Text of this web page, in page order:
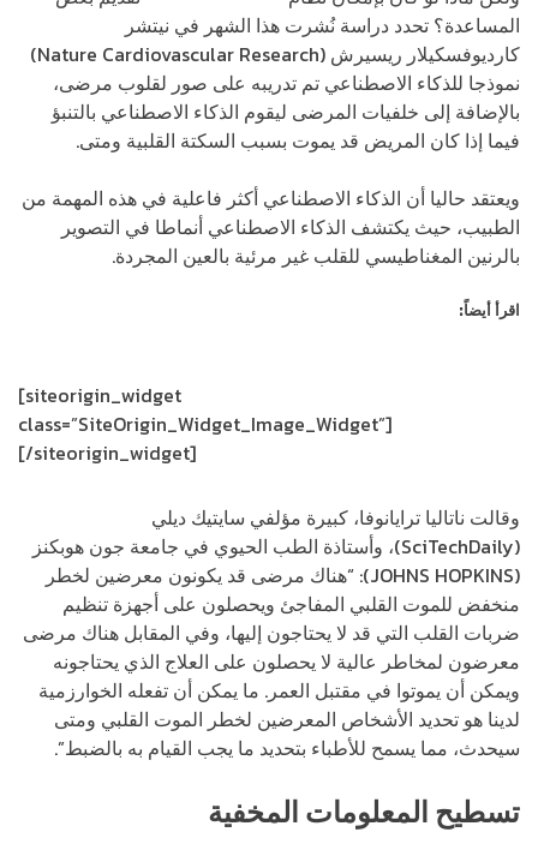
المساعدة؟ تحدد دراسة نُشرت هذا الشهر في نيتشر
كارديوفسكيلار ريسيرش (Nature Cardiovascular Research)
نموذجا للذكاء الاصطناعي تم تدريبه على صور لقلوب مرضى،
بالإضافة إلى خلفيات المرضى ليقوم الذكاء الاصطناعي بالتنبؤ
فيما إذا كان المريض قد يموت بسبب السكتة القلبية ومتى.
ويعتقد حاليا أن الذكاء الاصطناعي أكثر فاعلية في هذه المهمة من
الطبيب، حيث يكتشف الذكاء الاصطناعي أنماطا في التصوير
بالرنين المغناطيسي للقلب غير مرئية بالعين المجردة.
اقرأ أيضاً:
[siteorigin_widget
class=”SiteOrigin_Widget_Image_Widget”]
[/siteorigin_widget]
وقالت ناتاليا ترايانوفا، كبيرة مؤلفي سايتيك ديلي
(SciTechDaily)، وأستاذة الطب الحيوي في جامعة جون هوبكنز
(JOHNS HOPKINS): “هناك مرضى قد يكونون معرضين لخطر
منخفض للموت القلبي المفاجئ ويحصلون على أجهزة تنظيم
ضربات القلب التي قد لا يحتاجون إليها، وفي المقابل هناك مرضى
معرضون لمخاطر عالية لا يحصلون على العلاج الذي يحتاجونه
ويمكن أن يموتوا في مقتبل العمر. ما يمكن أن تفعله الخوارزمية
لدينا هو تحديد الأشخاص المعرضين لخطر الموت القلبي ومتى
سيحدث، مما يسمح للأطباء بتحديد ما يجب القيام به بالضبط”.
تسطيح المعلومات المخفية